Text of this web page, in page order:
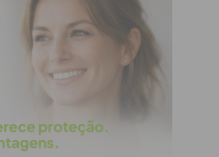
a newsletter do
Imediato
newsletter por e-mail e
regular a informação
atualizada.